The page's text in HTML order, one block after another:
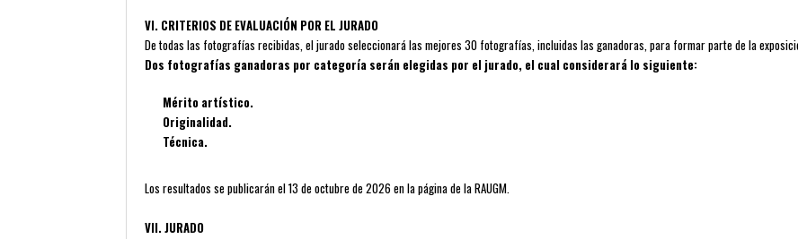
VI. CRITERIOS DE EVALUACIÓN POR EL JURADO
De todas las fotografías recibidas, el jurado seleccionará las mejores 30 fotografías, incluidas las ganadoras, para formar parte de la
Dos fotografías ganadoras por categoría serán elegidas por el jurado, el cual considerará lo siguiente:
Mérito artístico.
Originalidad.
Técnica.
Los resultados se publicarán el 13 de octubre de 2026 en la página de la RAUGM.
VII. JURADO